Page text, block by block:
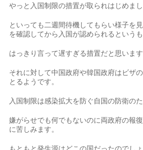
やっと入国制限の措置が取られはじめまし
といっても二週間待機してもらい様子を
を確認してから入国が認められるというも
はっきり言って遅すぎる措置だと思います
それに対して中国政府や韓国政府はビザ
とるようです。
入国制限は感染拡大を防ぐ自国の防衛のた
嫌がらせでも何でもないのに両政府の報
に苦しみます。